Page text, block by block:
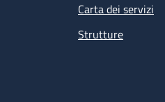
Carta dei servizi
Strutture